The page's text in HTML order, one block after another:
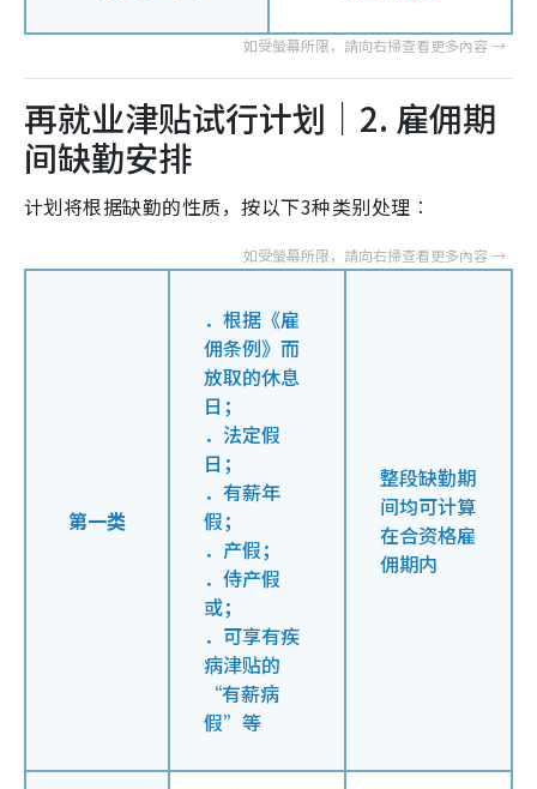
再就业津贴试行计划｜2. 雇佣期
间缺勤安排
计划将根据缺勤的性质，按以下3种类别处理︰
第一类
．根据《雇
佣条例》而
放取的休息
日；
．法定假
日；
．有薪年
假；
．产假；
．侍产假
或；
．可享有疾
病津贴的
“有薪病
假”等
整段缺勤期
间均可计算
在合资格雇
佣期内